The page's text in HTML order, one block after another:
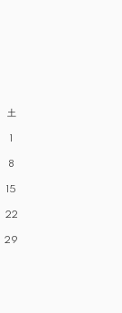
土
1
8
15
22
29